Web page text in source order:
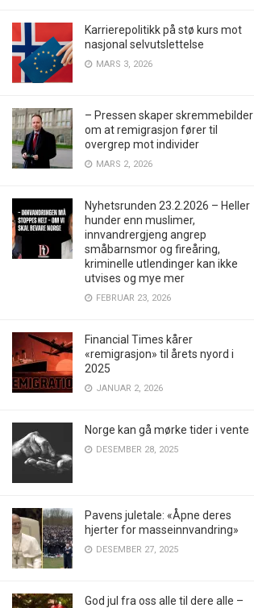
Karrierepolitikk på stø kurs mot
nasjonal selvutslettelse
MARS 3, 2026
– Pressen skaper skremmebilder
om at remigrasjon fører til
overgrep mot individer
MARS 2, 2026
Nyhetsrunden 23.2.2026 – Heller
hunder enn muslimer,
innvandrergjeng angrep
småbarnsmor og fireåring,
kriminelle utlendinger kan ikke
utvises og mye mer
FEBRUAR 23, 2026
Financial Times kårer
«remigrasjon» til årets nyord i
2025
JANUAR 2, 2026
Norge kan gå mørke tider i vente
DESEMBER 28, 2025
Pavens juletale: «Åpne deres
hjerter for masseinnvandring»
DESEMBER 27, 2025
God jul fra oss alle til dere alle –